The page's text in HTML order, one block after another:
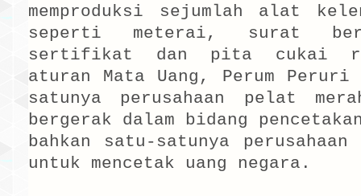
memproduksi sejumlah alat
seperti meterai, surat
sertifikat dan pita cukai
aturan Mata Uang, Perum
satunya perusahaan pelat
bergerak dalam bidang
bahkan satu-satunya
untuk mencetak uang negara.